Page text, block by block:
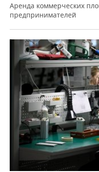
Аренда коммерческих
предпринимателей